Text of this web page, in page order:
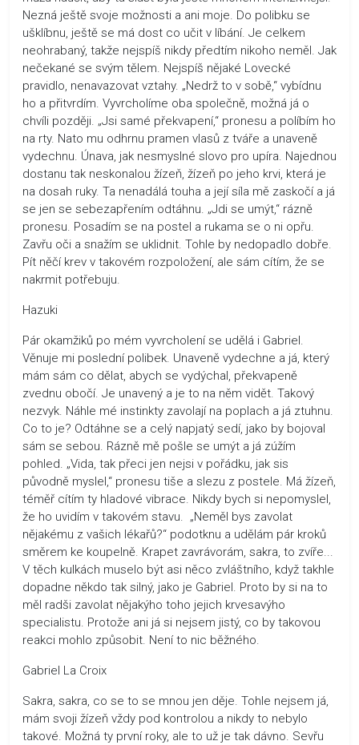
Nezná ještě svoje možnosti a ani moje. Do polibku se
ušklíbnu, ještě se má dost co učit v líbání. Je celkem
neohrabaný, takže nejspíš nikdy předtím nikoho neměl. Jak
nečekané se svým tělem. Nejspíš nějaké Lovecké
pravidlo, nenavazovat vztahy. „Nedrž to v sobě,“ vybídnu
ho a přitvrdím. Vyvrcholíme oba společně, možná já o
chvíli později. „Jsi samé překvapení,“ pronesu a políbím ho
na rty. Nato mu odhrnu pramen vlasů z tváře a unaveně
vydechnu. Únava, jak nesmyslné slovo pro upíra. Najednou
dostanu tak neskonalou žízeň, žízeň po jeho krvi, která je
na dosah ruky. Ta nenadálá touha a její síla mě zaskočí a já
se jen se sebezapřením odtáhnu. „Jdi se umýt,“ rázně
pronesu. Posadím se na postel a rukama se o ni opřu.
Zavřu oči a snažím se uklidnit. Tohle by nedopadlo dobře.
Pít něčí krev v takovém rozpoložení, ale sám cítím, že se
nakrmit potřebuju.
Hazuki
Pár okamžiků po mém vyvrcholení se udělá i Gabriel.
Věnuje mi poslední polibek. Unaveně vydechne a já, který
mám sám co dělat, abych se vydýchal, překvapeně
zvednu obočí. Je unavený a je to na něm vidět. Takový
nezvyk. Náhle mé instinkty zavolají na poplach a já ztuhnu.
Co to je? Odtáhne se a celý napjatý sedí, jako by bojoval
sám se sebou. Rázně mě pošle se umýt a já zúžím
pohled. „Vida, tak přeci jen nejsi v pořádku, jak sis
původně myslel,“ pronesu tiše a slezu z postele. Má žízeň,
téměř cítím ty hladové vibrace. Nikdy bych si nepomyslel,
že ho uvidím v takovém stavu. „Neměl bys zavolat
nějakému z vašich lékařů?“ podotknu a udělám pár kroků
směrem ke koupelně. Krapet zavrávorám, sakra, to zvíře...
V těch kulkách muselo být asi něco zvláštního, když takhle
dopadne někdo tak silný, jako je Gabriel. Proto by si na to
měl radši zavolat nějakýho toho jejich krvesavýho
specialistu. Protože ani já si nejsem jistý, co by takovou
reakci mohlo způsobit. Není to nic běžného.
Gabriel La Croix
Sakra, sakra, co se to se mnou jen děje. Tohle nejsem já,
mám svoji žízeň vždy pod kontrolou a nikdy to nebylo
takové. Možná ty první roky, ale to už je tak dávno. Sevřu